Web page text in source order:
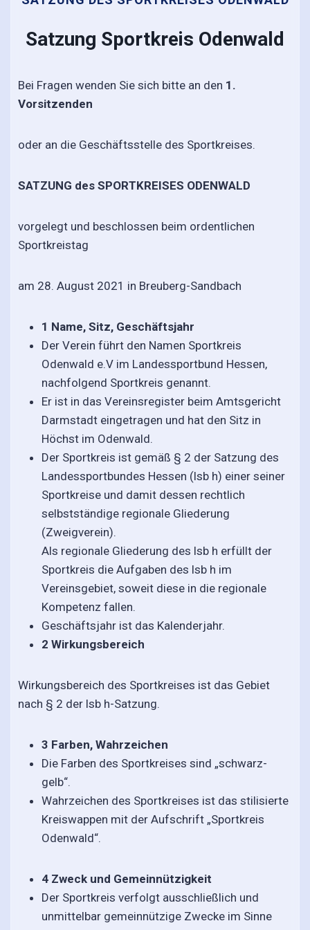
Satzung Sportkreis Odenwald
Bei Fragen wenden Sie sich bitte an den 1.
Vorsitzenden
oder an die Geschäftsstelle des Sportkreises.
SATZUNG des SPORTKREISES ODENWALD
vorgelegt und beschlossen beim ordentlichen
Sportkreistag
am 28. August 2021 in Breuberg-Sandbach
1 Name, Sitz, Geschäftsjahr
Der Verein führt den Namen Sportkreis
Odenwald e.V im Landessportbund Hessen,
nachfolgend Sportkreis genannt.
Er ist in das Vereinsregister beim Amtsgericht
Darmstadt eingetragen und hat den Sitz in
Höchst im Odenwald.
Der Sportkreis ist gemäß § 2 der Satzung des
Landessportbundes Hessen (lsb h) einer seiner
Sportkreise und damit dessen rechtlich
selbstständige regionale Gliederung
(Zweigverein).
Als regionale Gliederung des lsb h erfüllt der
Sportkreis die Aufgaben des lsb h im
Vereinsgebiet, soweit diese in die regionale
Kompetenz fallen.
Geschäftsjahr ist das Kalenderjahr.
2 Wirkungsbereich
Wirkungsbereich des Sportkreises ist das Gebiet
nach § 2 der lsb h-Satzung.
3 Farben, Wahrzeichen
Die Farben des Sportkreises sind „schwarz-
gelb“.
Wahrzeichen des Sportkreises ist das stilisierte
Kreiswappen mit der Aufschrift „Sportkreis
Odenwald“.
4 Zweck und Gemeinnützigkeit
Der Sportkreis verfolgt ausschließlich und
unmittelbar gemeinnützige Zwecke im Sinne